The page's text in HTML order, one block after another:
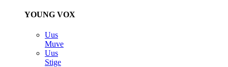
YOUNG VOX
Uus
Muve
Uus
Stige